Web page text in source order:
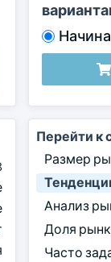
Перейти к
Размер
Анализ
Доля
Часто